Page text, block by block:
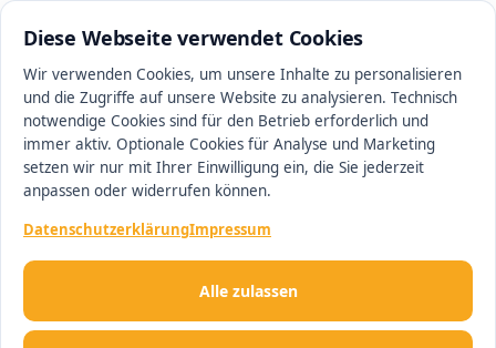
Diese Webseite verwendet Cookies
Wir verwenden Cookies, um unsere Inhalte zu personalisieren
und die Zugriffe auf unsere Website zu analysieren. Technisch
notwendige Cookies sind für den Betrieb erforderlich und
immer aktiv. Optionale Cookies für Analyse und Marketing
setzen wir nur mit Ihrer Einwilligung ein, die Sie jederzeit
anpassen oder widerrufen können.
DatenschutzerklärungImpressum
Alle zulassen